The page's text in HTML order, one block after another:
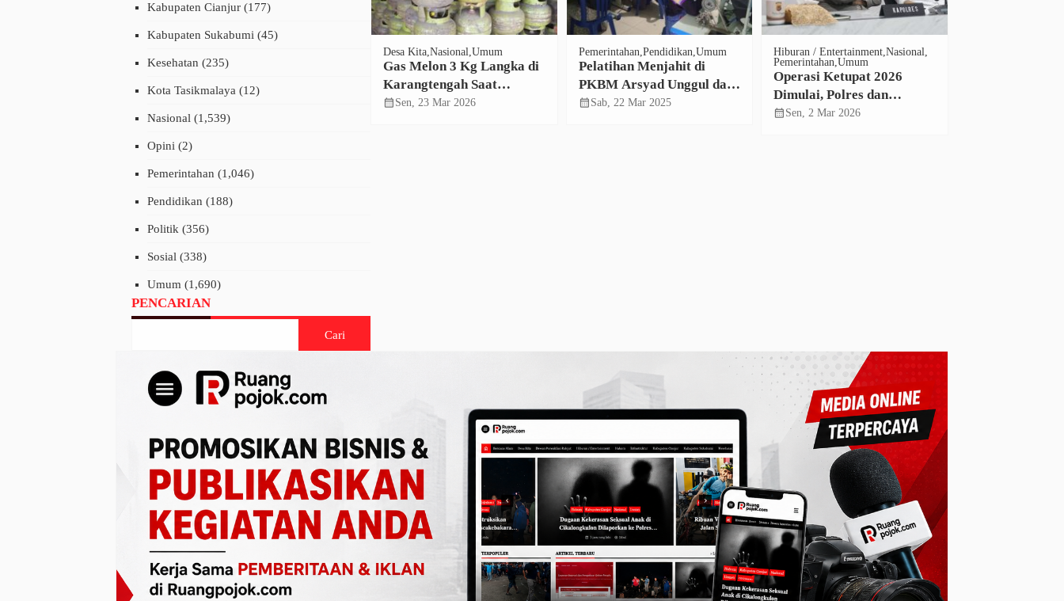
Luka Bakar Serius
Ledakan Gas Elpiji
Pendidikan
Gelap, Warga Jalan Kaki
Minta Bantuan KDM
calendar_monthSen, 17 Nov 2025
Desa Kita Nasional Umum
Gas Melon 3 Kg Langka di
Karangtengah Saat
Lebaran, Tak Sesuai
calendar_month Sen, 23 Mar 2026
Pemerintahan Pendidikan Umum
Pelatihan Menjahit di
PKBM Arsyad Unggul dan
Cerdas, Melatih Siswa Siap
calendar_month Sab, 22 Mar 2025
Hiburan / Entertainment Nasional
Pemerintahan Umum
Operasi Ketupat 2026
Dimulai, Polres dan
Pemkab Cianjur Siagakan
calendar_month Sen, 2 Mar 2026
Kabupaten Cianjur (177)
Kabupaten Sukabumi (45)
Kesehatan (235)
Kota Tasikmalaya (12)
Nasional (1,539)
Opini (2)
Pemerintahan (1,046)
Pendidikan (188)
Politik (356)
Sosial (338)
Umum (1,690)
PENCARIAN